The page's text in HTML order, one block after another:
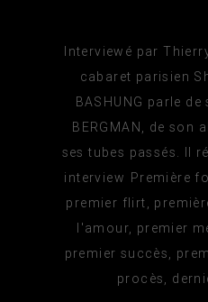
Interviewé par
cabaret parisien
BASHUNG parle
BERGMAN, de son
ses tubes passés. Il
interview Première
premier flirt,
l'amour, premier
premier succès,
procès,